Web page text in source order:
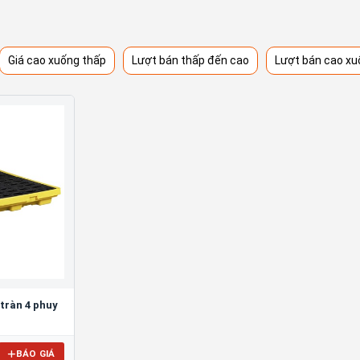
Giá cao xuống thấp Lượt bán thấp đến cao Lượt bán cao
4 phuy
BÁO GIÁ